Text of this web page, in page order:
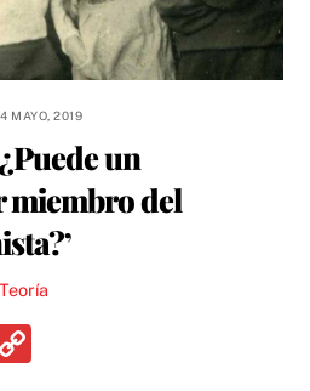
MAYO, 2019
un
miembro del
Teoría